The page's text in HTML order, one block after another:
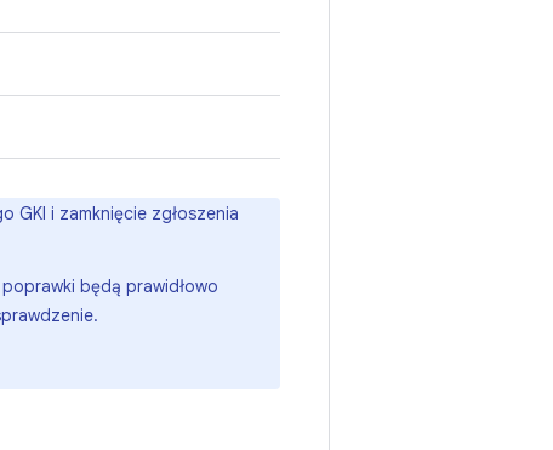
i zamknięcie zgłoszenia
będą prawidłowo